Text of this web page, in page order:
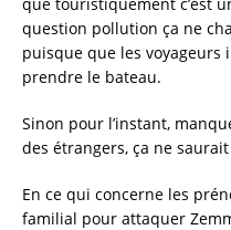
question pollution ça ne
puisque que les voyageurs
prendre le bateau.
Sinon pour l’instant,
des étrangers, ça ne
En ce qui concerne les
familial pour attaquer